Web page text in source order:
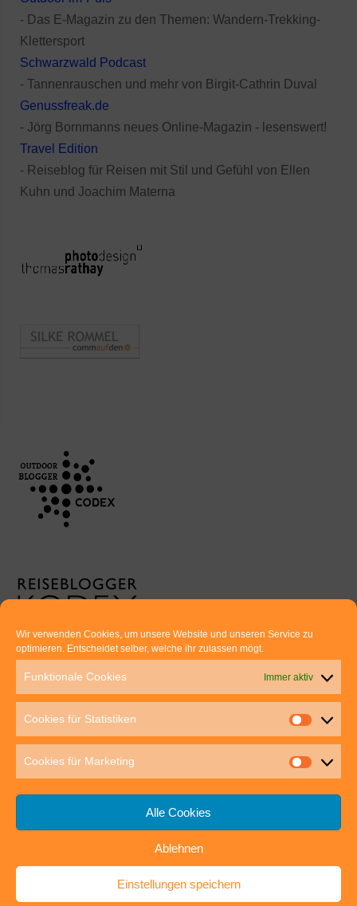
Wir verwenden Cookies, um unsere Website und unseren Service zu
optimieren. Entscheidet selber, welche ihr zulassen mögt.
Funktionale Cookies Immer aktiv
Cookies für Statistiken
Cookies für Marketing
Alle Cookies
Ablehnen
Einstellungen speichern
- Das E-Magazin zu den Themen: Wandern-Trekking-
Klettersport
Schwarzwald Podcast
- Tannenrauschen und mehr von Birgit-Cathrin Duval
Genussfreak.de
- Jörg Bornmanns neues Online-Magazin - lesenswert!
Travel Edition
- Reiseblog für Reisen mit Stil und Gefühl von Ellen
Kuhn und Joachim Materna
Euer direkter Draht zu uns:
Thomas Rathay und Silke Rommel
70563 Stuttgart
post@outdoor-hochgenuss.de
IMPRESSUM DATENSCHUTZ
outdoor-hochgenuss.de| Präsentiert vonMantra&WordPress.